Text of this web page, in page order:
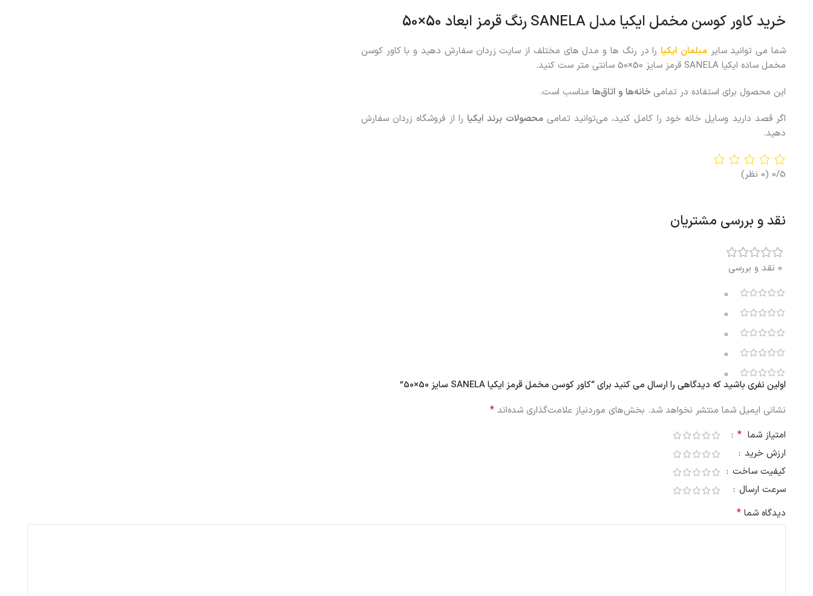
خریدکاور کوسن مخمل ایکیا مدل SANELA رنگ قرمز ابعاد 50×50
شما می توانید سایرمبلمان ایکیارا در رنگ ها و مدل های مختلف از سایت زردان سفارش دهید و با کاور کوسن
مخمل ساده ایکیا SANELA قرمز سایز 50×50 سانتی متر ست کنید.
این محصول برای استفاده در تمامی خانه‌ها و اتاق‌ها مناسب است.
اگر قصد دارید وسایل خانه خود را کامل کنید، می‌توانید تمامیمحصولات برند ایکیا را از فروشگاه زردان سفارش
دهید.
0/5 (0 نظر)
نقد و بررسی مشتریان
0 نقد و بررسی
0
0
0
0
0
اولین نفری باشید که دیدگاهی را ارسال می کنید برای “کاور کوسن مخمل قرمز ایکیا SANELA سایز 50×50”
نشانی ایمیل شما منتشر نخواهد شد. بخش‌های موردنیاز علامت‌گذاری شده‌اند *
امتیاز شما *
ارزش خرید
کیفیت ساخت
سرعت ارسال
دیدگاه شما *